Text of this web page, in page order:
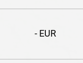
- EUR